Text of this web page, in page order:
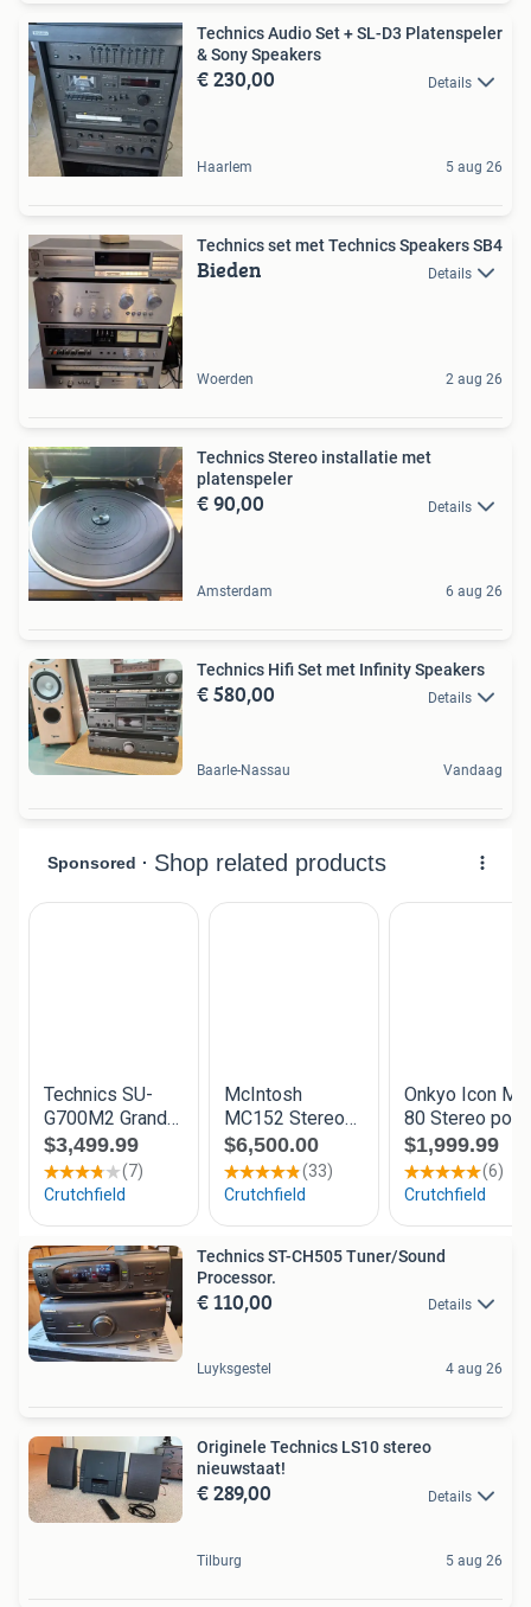
Technics Audio Set + SL-D3 Platenspeler
& Sony Speakers
€ 230,00 Details
Haarlem 5 aug 26
Technics set met Technics Speakers SB4
Bieden Details
Woerden 2 aug 26
Technics Stereo installatie met
platenspeler
€ 90,00 Details
Amsterdam 6 aug 26
Technics Hifi Set met Infinity Speakers
€ 580,00 Details
Baarle-Nassau Vandaag
Technics ST-CH505 Tuner/Sound
Processor.
€ 110,00 Details
Luyksgestel 4 aug 26
Originele Technics LS10 stereo
nieuwstaat!
€ 289,00 Details
Tilburg 5 aug 26